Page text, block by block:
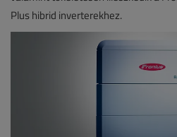
Plus hibrid inverterekhez.